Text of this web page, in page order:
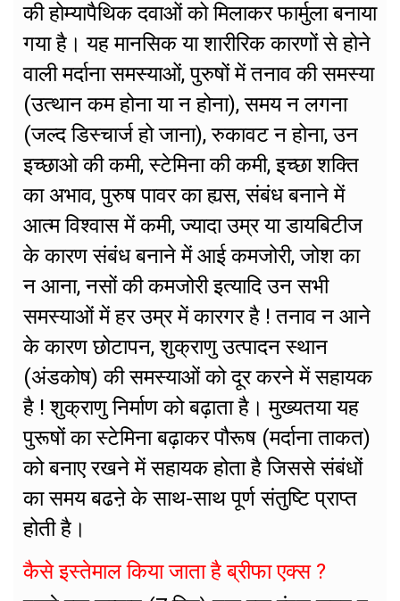
की होम्यापैथिक दवाओं को मिलाकर फार्मुला बनाया
गया है। यह मानसिक या शारीरिक कारणों से होने
वाली मर्दाना समस्याओं, पुरुषों में तनाव की समस्या
(उत्थान कम होना या न होना), समय न लगना
(जल्द डिस्चार्ज हो जाना), रुकावट न होना, उन
इच्छाओ की कमी, स्टेमिना की कमी, इच्छा शक्ति
का अभाव, पुरुष पावर का ह्यस, संबंध बनाने में
आत्म विश्वास में कमी, ज्यादा उम्र या डायबिटीज
के कारण संबंध बनाने में आई कमजोरी, जोश का
न आना, नसों की कमजोरी इत्यादि उन सभी
समस्याओं में हर उम्र में कारगर है ! तनाव न आने
के कारण छोटापन, शुक्राणु उत्पादन स्थान
(अंडकोष) की समस्याओं को दूर करने में सहायक
है ! शुक्राणु निर्माण को बढ़ाता है। मुख्यतया यह
पुरूषों का स्टेमिना बढ़ाकर पौरूष (मर्दाना ताकत)
को बनाए रखने में सहायक होता है जिससे संबंधों
का समय बढऩे के साथ-साथ पूर्ण संतुष्टि प्राप्त
होती है।
कैसे इस्तेमाल किया जाता है ब्रीफा एक्स ?